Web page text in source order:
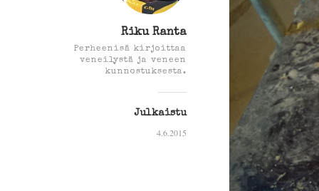
Riku Ranta
Perheenisä kirjoittaa
veneilystä ja veneen
kunnostuksesta.
Julkaistu
4.6.2015